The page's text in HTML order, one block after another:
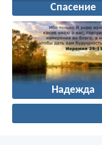
Спасение
Надежда